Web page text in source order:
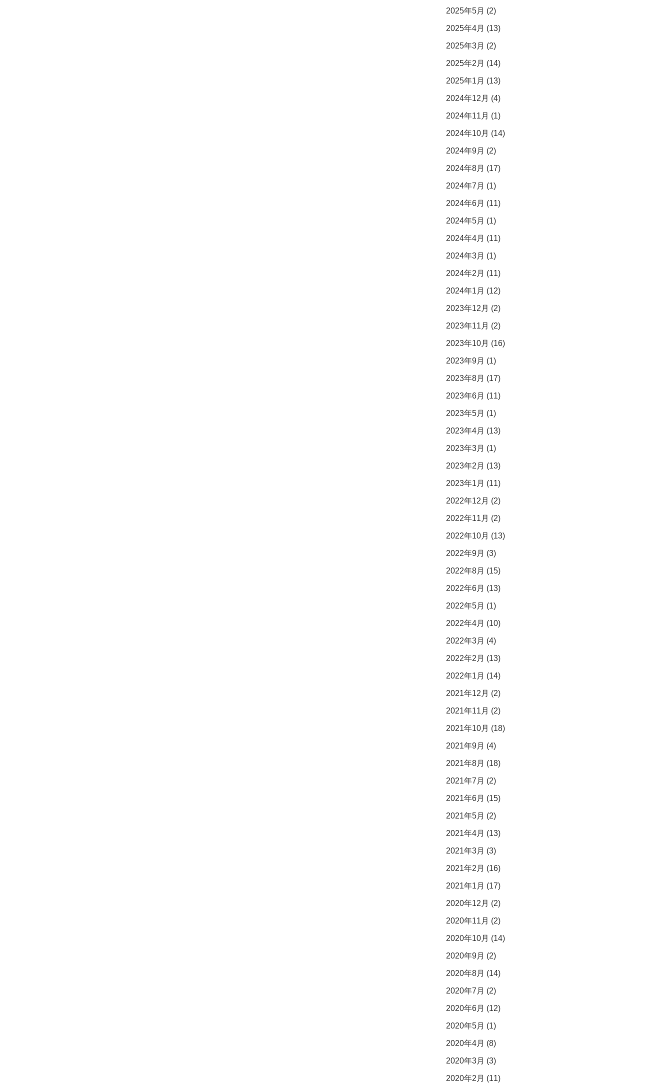
2025年5月 (2)
2025年4月 (13)
2025年3月 (2)
2025年2月 (14)
2025年1月 (13)
2024年12月 (4)
2024年11月 (1)
2024年10月 (14)
2024年9月 (2)
2024年8月 (17)
2024年7月 (1)
2024年6月 (11)
2024年5月 (1)
2024年4月 (11)
2024年3月 (1)
2024年2月 (11)
2024年1月 (12)
2023年12月 (2)
2023年11月 (2)
2023年10月 (16)
2023年9月 (1)
2023年8月 (17)
2023年6月 (11)
2023年5月 (1)
2023年4月 (13)
2023年3月 (1)
2023年2月 (13)
2023年1月 (11)
2022年12月 (2)
2022年11月 (2)
2022年10月 (13)
2022年9月 (3)
2022年8月 (15)
2022年6月 (13)
2022年5月 (1)
2022年4月 (10)
2022年3月 (4)
2022年2月 (13)
2022年1月 (14)
2021年12月 (2)
2021年11月 (2)
2021年10月 (18)
2021年9月 (4)
2021年8月 (18)
2021年7月 (2)
2021年6月 (15)
2021年5月 (2)
2021年4月 (13)
2021年3月 (3)
2021年2月 (16)
2021年1月 (17)
2020年12月 (2)
2020年11月 (2)
2020年10月 (14)
2020年9月 (2)
2020年8月 (14)
2020年7月 (2)
2020年6月 (12)
2020年5月 (1)
2020年4月 (8)
2020年3月 (3)
2020年2月 (11)